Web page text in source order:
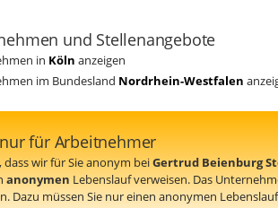
und Stellenangebote
in Köln anzeigen
im Bundesland Nordrhein-Westfalen
für Arbeitnehmer
wir für Sie anonym beiGertrud Beienburg
anonymen Lebenslauf verweisen. Das
Dazu müssen Sie nur einen anonymen